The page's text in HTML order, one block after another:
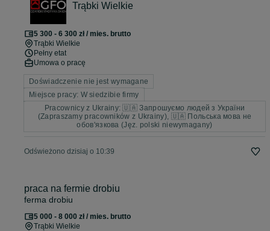
Trąbki Wielkie
5 300 - 6 300 zł / mies. brutto
Trąbki Wielkie
Pełny etat
Umowa o pracę
Doświadczenie nie jest wymagane
Miejsce pracy: W siedzibie firmy
Pracownicy z Ukrainy: 🇺🇦 Запрошуємо людей з України
(Zapraszamy pracowników z Ukrainy), 🇺🇦 Польська мова не
обов'язкова (Jęz. polski niewymagany)
Odświeżono dzisiaj o 10:39
praca na fermie drobiu
ferma drobiu
5 000 - 8 000 zł / mies. brutto
Trąbki Wielkie